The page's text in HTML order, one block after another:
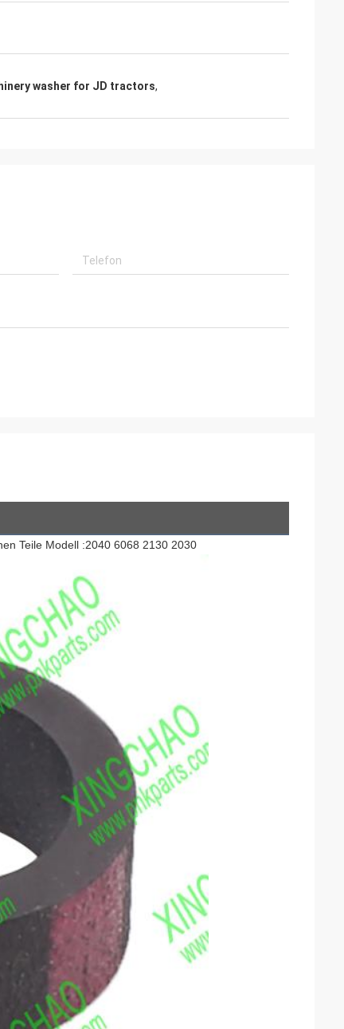
washer for JD tractors,
Teile Modell :2040 6068 2130 2030